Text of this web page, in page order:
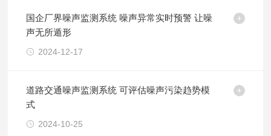
国企厂界噪声监测系统 噪声异常实时预警 让噪
声无所遁形
2024-12-17
​道路交通噪声监测系统 可评估噪声污染趋势模
式
2024-10-25